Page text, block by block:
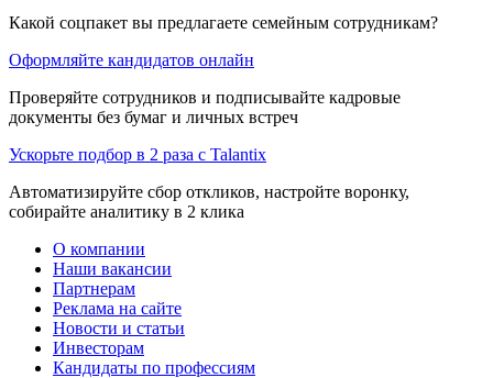
Какой соцпакет вы предлагаете семейным сотрудникам?
Оформляйте кандидатов онлайн
Проверяйте сотрудников и подписывайте кадровые
документы без бумаг и личных встреч
Ускорьте подбор в 2 раза с Talantix
Автоматизируйте сбор откликов, настройте воронку,
собирайте аналитику в 2 клика
О компании
Наши вакансии
Партнерам
Реклама на сайте
Новости и статьи
Инвесторам
Кандидаты по профессиям